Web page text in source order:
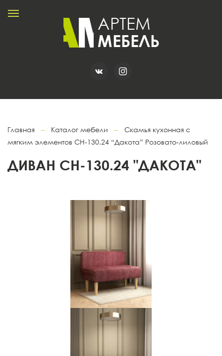
Главная – Каталог мебели –
Скамья кухонная с
мягким элементов СН-130.24 “Дакота” Розовато-лиловый
ДИВАН СН-130.24 "ДАКОТА"